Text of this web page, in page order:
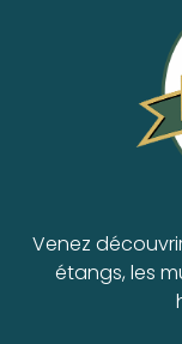
Venez
étangs, les